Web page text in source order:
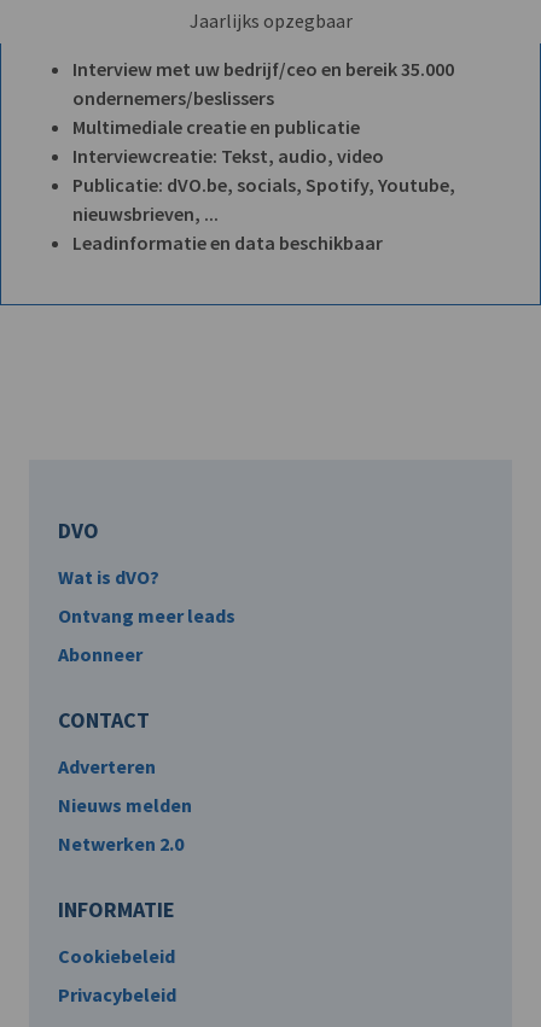
Jaarlijks opzegbaar
Interview met uw bedrijf/ceo en bereik 35.000
ondernemers/beslissers
Multimediale creatie en publicatie
Interviewcreatie: Tekst, audio, video
Publicatie: dVO.be, socials, Spotify, Youtube,
nieuwsbrieven, ...
Leadinformatie en data beschikbaar
DVO
Wat is dVO?
Ontvang meer leads
Abonneer
CONTACT
Adverteren
Nieuws melden
Netwerken 2.0
INFORMATIE
Cookiebeleid
Privacybeleid